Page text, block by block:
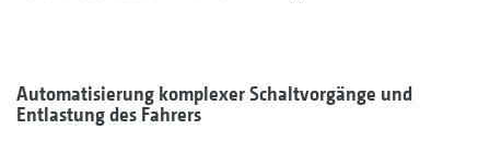
Automatisierung komplexer Schaltvorgänge und
Entlastung des Fahrers